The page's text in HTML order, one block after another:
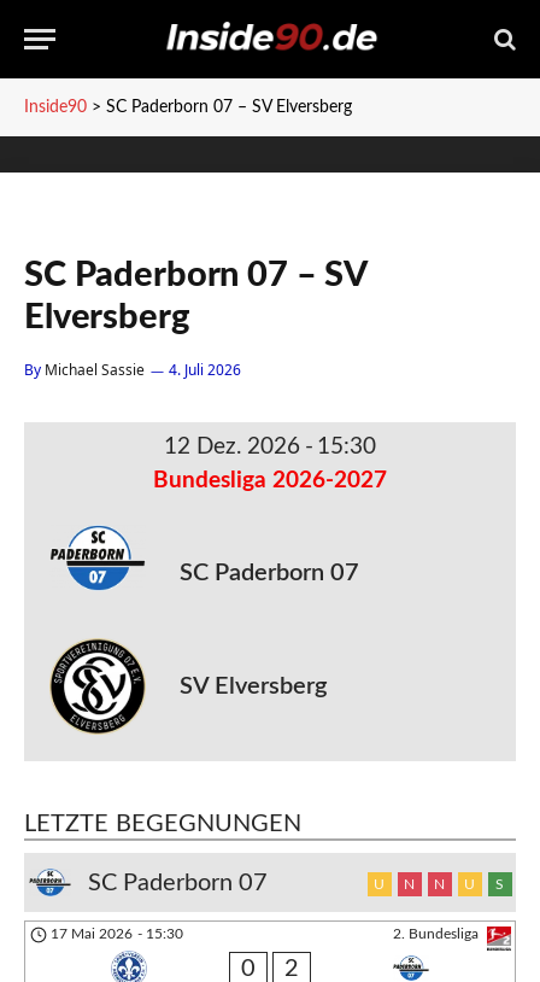
Inside90 > SC Paderborn 07 – SV Elversberg
SC Paderborn 07 – SV
Elversberg
By Michael Sassie 4. Juli 2026
12 Dez. 2026 - 15:30
Bundesliga 2026-2027
SC Paderborn 07
SV Elversberg
LETZTE BEGEGNUNGEN
SC Paderborn 07 U N N U S
2. Bundesliga
17 Mai 2026 - 15:30
0 2